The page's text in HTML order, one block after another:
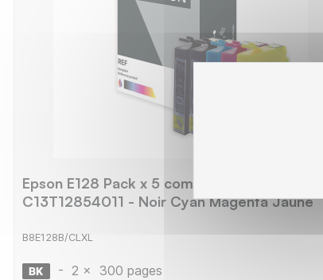
Epson E128 Pack x 5 compatible avec
C13T12854011 - Noir Cyan Magenta Jaune
B8E128B/CLXL
- 2 x
300 pages